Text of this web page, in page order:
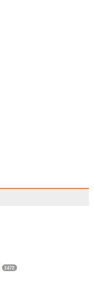
1472